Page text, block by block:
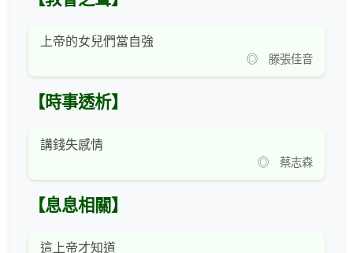
上帝的女兒們當自強
◎ 滕張佳音
【時事透析】
講錢失感情
◎ 蔡志森
【息息相關】
這上帝才知道